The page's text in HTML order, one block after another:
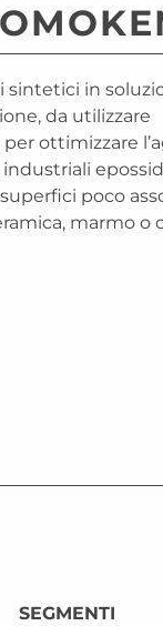
sintetici in
da utilizzare
ottimizzare
poco
marmo o
SEGMENTI